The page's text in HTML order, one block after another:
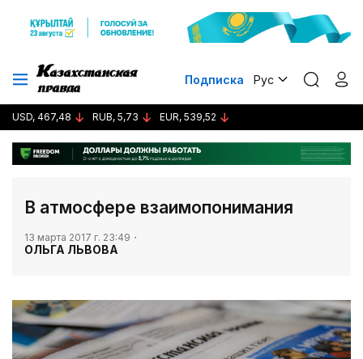
Подписка Рус
USD, 467,48 RUB, 5,73 EUR, 539,52
​В атмосфере взаимопонимания
13 марта 2017 г. 23:49
ОЛЬГА ЛЬВОВА